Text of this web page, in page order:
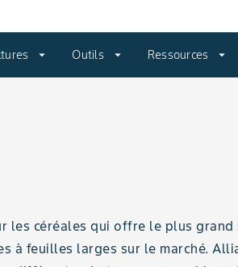
arrow_drop_down Outils arrow_drop_down Ressources arrow_drop_down
les céréales qui offre le plus grand
à feuilles larges sur le marché.